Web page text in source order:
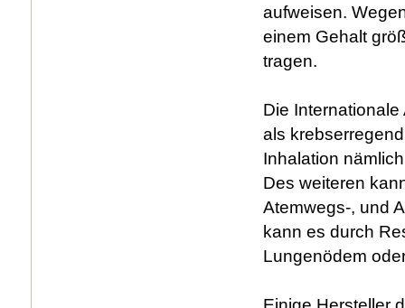
aufweisen.
einem Gehalt
tragen.
Die
als
Inhalation
Des weiteren
Atemwegs-, und
kann es durch
Lungenödem